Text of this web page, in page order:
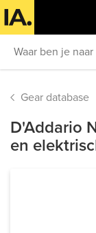
Gear database
D'Addario
en